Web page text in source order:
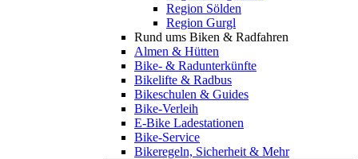
Region Sölden
Region Gurgl
Rund ums Biken & Radfahren
Almen & Hütten
Bike- & Radunterkünfte
Bikelifte & Radbus
Bikeschulen & Guides
Bike-Verleih
E-Bike Ladestationen
Bike-Service
Bikeregeln, Sicherheit & Mehr